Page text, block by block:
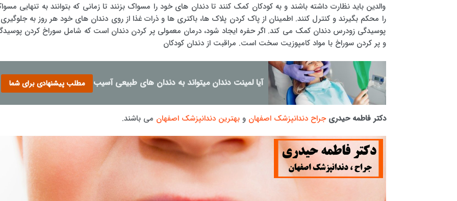
والدین باید نظارت داشته باشند و به کودکان کمک کنند تا دندان های خود را مسواک بزنند تا زمانی که بتوانند به تنهایی
را محکم بگیرند و کنترل کنند. اطمینان از پاک کردن پلاک ها، باکتری ها و ذرات غذا از روی دندان های خود هر روز به جلوگیری
پوسیدگی زودرس دندان کمک می کند. اگر حفره ایجاد شود، درمان معمولی پر کردن دندان است که شامل سوراخ کردن
و پر کردن سوراخ با مواد کامپوزیت سخت است. مراقبت از دندان کودکان
آیا لمینت دندان میتواند به دندان های طبیعی آسیب برساند؟مطلب پیشنهادی برای شما
دکتر فاطمه حیدری جراح دندانپزشک اصفهان وبهترین دندانپزشک اصفهان می باشند.